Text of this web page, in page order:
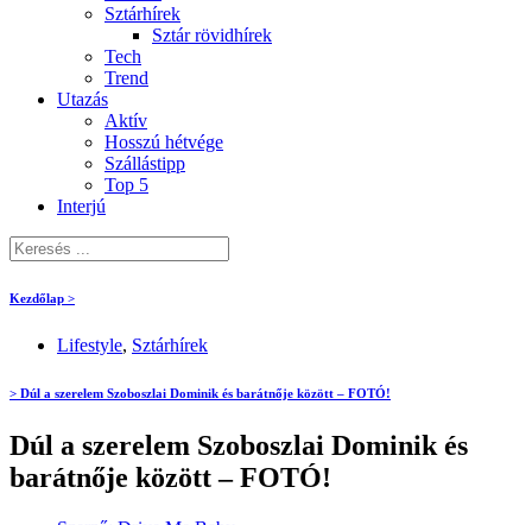
Sztárhírek
Sztár rövidhírek
Tech
Trend
Utazás
Aktív
Hosszú hétvége
Szállástipp
Top 5
Interjú
Kezdőlap >
Lifestyle, Sztárhírek
> Dúl a szerelem Szoboszlai Dominik és barátnője között – FOTÓ!
Dúl a szerelem Szoboszlai Dominik és
barátnője között – FOTÓ!